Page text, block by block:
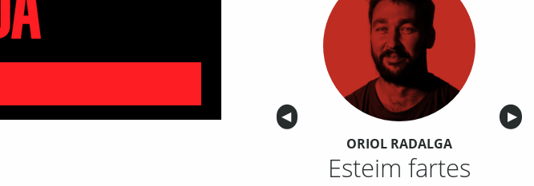
Anterior
◀︎ ▶︎
ORIOL RADALGA
Esteim fartes